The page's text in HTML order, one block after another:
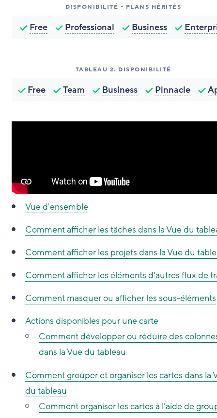
DISPONIBILITÉ - PLANS HÉRITÉS
Free Professional Business
TABLEAU 2. DISPONIBILITÉ
Free Team Business Pinnacle
Vue d'ensemble
Comment afficher les tâches dans la Vue du
Comment afficher les projets dans la Vue du
Comment afficher les éléments d'autres flux de
Comment masquer ou afficher les sous-éléments
Actions disponibles pour une carte
Comment développer ou réduire des
dans la Vue du tableau
Comment grouper et organiser les cartes dans la
du tableau
Comment organiser les cartes à l’aide de